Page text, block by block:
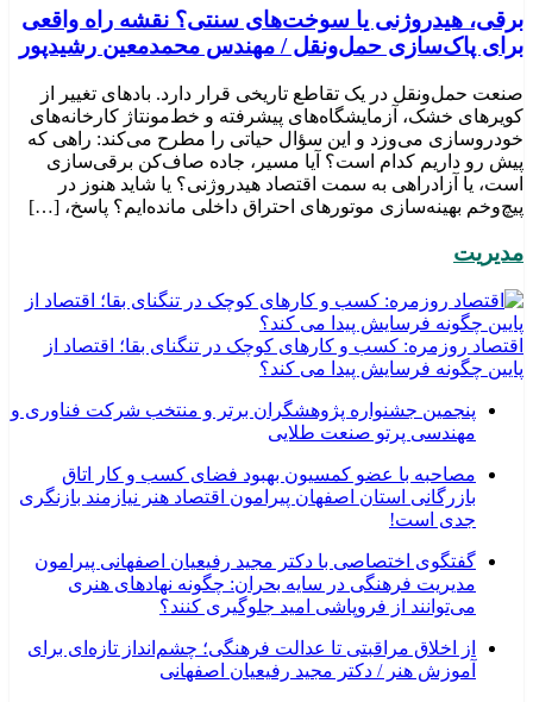
برقی، هیدروژنی یا سوخت‌های سنتی؟ نقشه راه واقعی
برای پاک‌سازی حمل‌ونقل / مهندس محمدمعین رشیدپور
صنعت حمل‌ونقل در یک تقاطع تاریخی قرار دارد. بادهای تغییر از
کویرهای خشک، آزمایشگاه‌های پیشرفته و خط‌مونتاژ کارخانه‌های
خودروسازی می‌وزد و این سؤال حیاتی را مطرح می‌کند: راهی که
پیش رو داریم کدام است؟ آیا مسیر، جاده صاف‌کن برقی‌سازی
است، یا آزادراهی به سمت اقتصاد هیدروژنی؟ یا شاید هنوز در
پیچ‌وخم بهینه‌سازی موتورهای احتراق داخلی مانده‌ایم؟ پاسخ، […]
مدیریت
اقتصاد روزمره: کسب‌ و کارهای کوچک در تنگنای بقا؛ اقتصاد از
پایین چگونه فرسایش پیدا می کند؟
پنجمین جشنواره پژوهشگران برتر و منتخب شرکت فناوری و
مهندسی پرتو صنعت طلایی
مصاحبه با عضو کمسیون بهبود فضای کسب و کار اتاق
بازرگانی استان اصفهان پیرامون اقتصاد هنر نیازمند بازنگری
جدی است!
گفتگوی اختصاصی با دکتر مجید رفیعیان اصفهانی پیرامون
مدیریت فرهنگی در سایه بحران: چگونه نهادهای هنری
می‌توانند از فروپاشی امید جلوگیری کنند؟
از اخلاق مراقبتی تا عدالت فرهنگی؛ چشم‌انداز تازه‌ای برای
آموزش هنر / دکتر مجید رفیعیان اصفهانی